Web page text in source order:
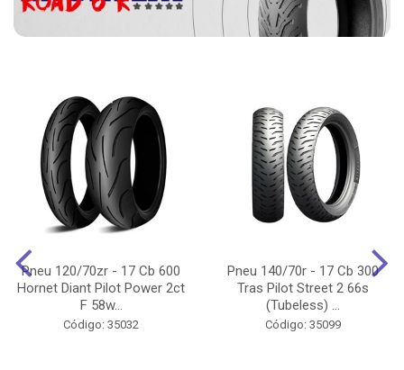
Pneu 120/70zr - 17 Cb 600
Hornet Diant Pilot Power 2ct
F 58w...
Código: 35032
Pneu 140/70r - 17 Cb 300
Tras Pilot Street 2 66s
(Tubeless) ...
Código: 35099